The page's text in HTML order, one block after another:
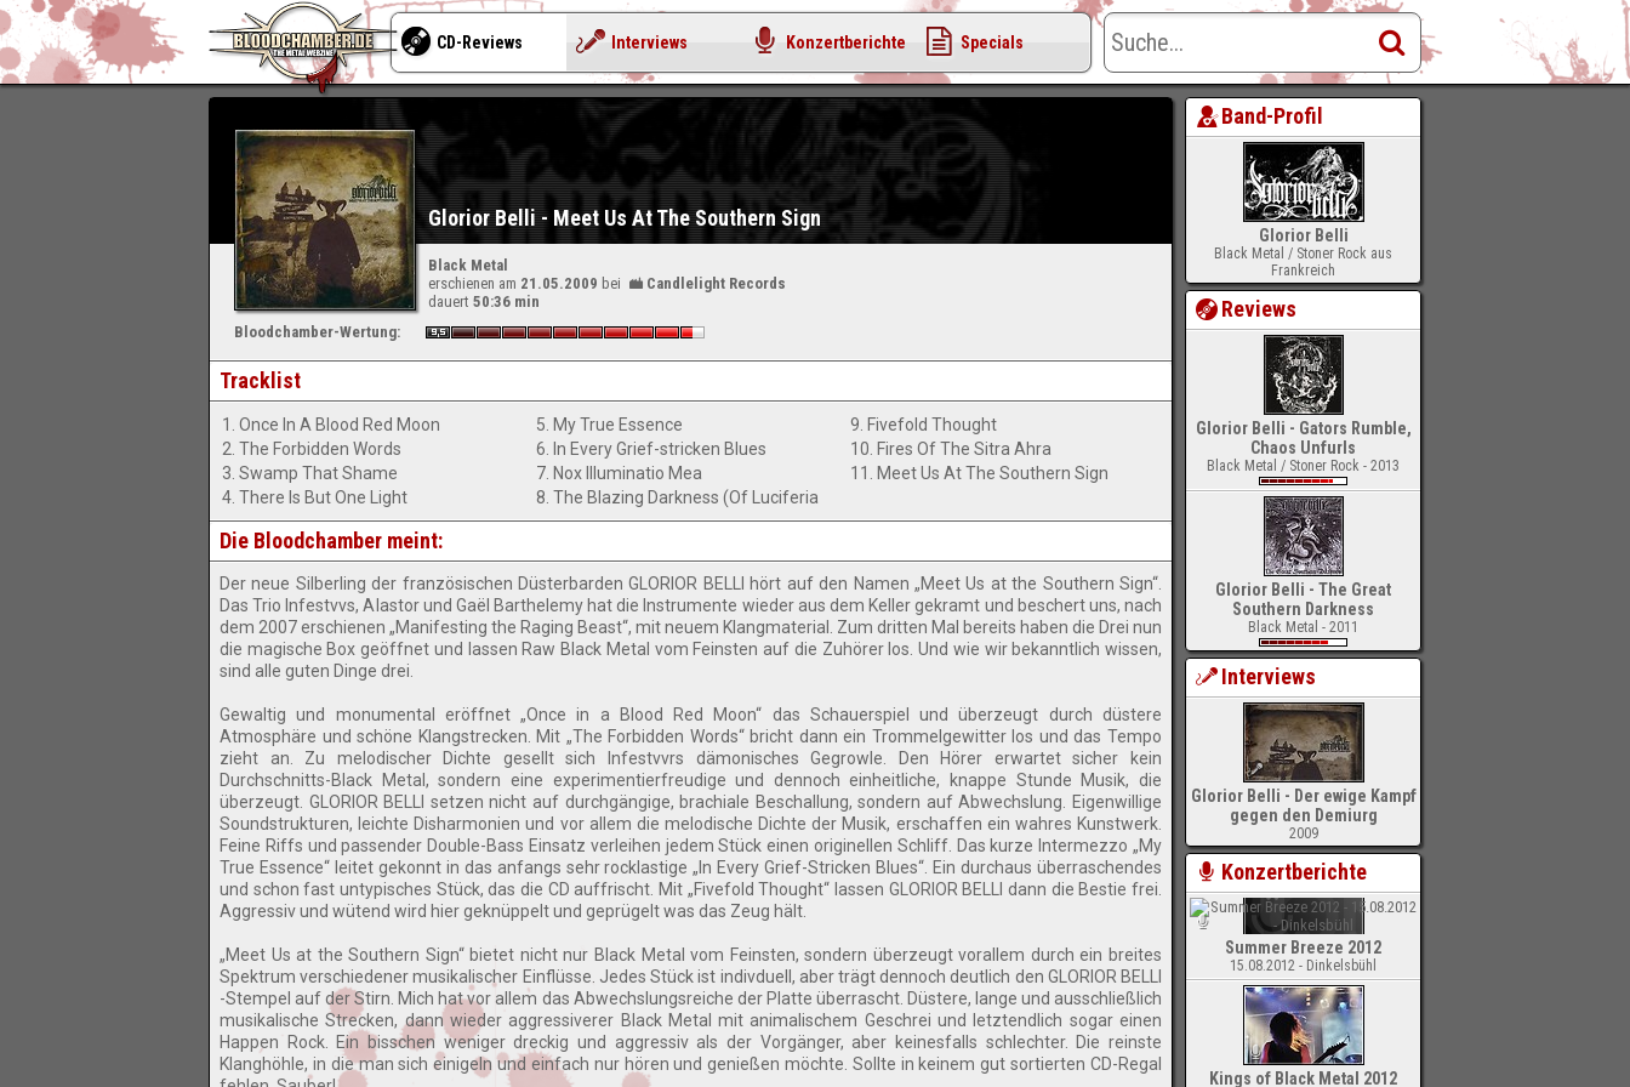
Glorior Belli - Meet Us At The Southern Sign
Black Metal
erschienen am 21.05.2009 bei
Candlelight Records
dauert 50:36 min
Bloodchamber-Wertung:
Tracklist
1. Once In A Blood Red Moon
2. The Forbidden Words
3. Swamp That Shame
4. There Is But One Light
5. My True Essence
6. In Every Grief-stricken Blues
7. Nox Illuminatio Mea
8. The Blazing Darkness (Of Luciferia
9. Fivefold Thought
10. Fires Of The Sitra Ahra
11. Meet Us At The Southern Sign
Die Bloodchamber meint:
Der neue Silberling der französischen Düsterbarden GLORIOR BELLI hört auf den Namen „Meet Us at the Southern Sign“.
Das Trio Infestvvs, Alastor und Gaël Barthelemy hat die Instrumente wieder aus dem Keller gekramt und beschert uns, nach
dem 2007 erschienen „Manifesting the Raging Beast“, mit neuem Klangmaterial. Zum dritten Mal bereits haben die Drei nun
die magische Box geöffnet und lassen Raw Black Metal vom Feinsten auf die Zuhörer los. Und wie wir bekanntlich wissen,
sind alle guten Dinge drei.
Gewaltig und monumental eröffnet „Once in a Blood Red Moon“ das Schauerspiel und überzeugt durch düstere
Atmosphäre und schöne Klangstrecken. Mit „The Forbidden Words“ bricht dann ein Trommelgewitter los und das Tempo
zieht an. Zu melodischer Dichte gesellt sich Infestvvrs dämonisches Gegrowle. Den Hörer erwartet sicher kein
Durchschnitts-Black Metal, sondern eine experimentierfreudige und dennoch einheitliche, knappe Stunde Musik, die
überzeugt. GLORIOR BELLI setzen nicht auf durchgängige, brachiale Beschallung, sondern auf Abwechslung. Eigenwillige
Soundstrukturen, leichte Disharmonien und vor allem die melodische Dichte der Musik, erschaffen ein wahres Kunstwerk.
Feine Riffs und passender Double-Bass Einsatz verleihen jedem Stück einen originellen Schliff. Das kurze Intermezzo „My
True Essence“ leitet gekonnt in das anfangs sehr rocklastige „In Every Grief-Stricken Blues“. Ein durchaus überraschendes
und schon fast untypisches Stück, das die CD auffrischt. Mit „Fivefold Thought“ lassen GLORIOR BELLI dann die Bestie frei.
Aggressiv und wütend wird hier geknüppelt und geprügelt was das Zeug hält.
„Meet Us at the Southern Sign“ bietet nicht nur Black Metal vom Feinsten, sondern überzeugt vorallem durch ein breites
Spektrum verschiedener musikalischer Einflüsse. Jedes Stück ist indivduell, aber trägt dennoch deutlich den GLORIOR BELLI
-Stempel auf der Stirn. Mich hat vor allem das Abwechslungsreiche der Platte überrascht. Düstere, lange und ausschließlich
musikalische Strecken, dann wieder aggressiverer Black Metal mit animalischem Geschrei und letztendlich sogar einen
Happen Rock. Ein bisschen weniger dreckig und aggressiv als der Vorgänger, aber keinesfalls schlechter. Die reinste
Klanghöhle, in die man sich einigeln und einfach nur hören und genießen möchte. Sollte in keinem gut sortierten CD-Regal
Band-Profil
Glorior Belli
Black Metal / Stoner Rock aus
Frankreich
Reviews
Glorior Belli - Gators Rumble,
Chaos Unfurls
Black Metal / Stoner Rock - 2013
Glorior Belli - The Great
Southern Darkness
Black Metal - 2011
Interviews
Glorior Belli - Der ewige Kampf
gegen den Demiurg
2009
Konzertberichte
Summer Breeze 2012
15.08.2012 - Dinkelsbühl
Kings of Black Metal 2012
CD-Reviews Interviews Konzertberichte Specials